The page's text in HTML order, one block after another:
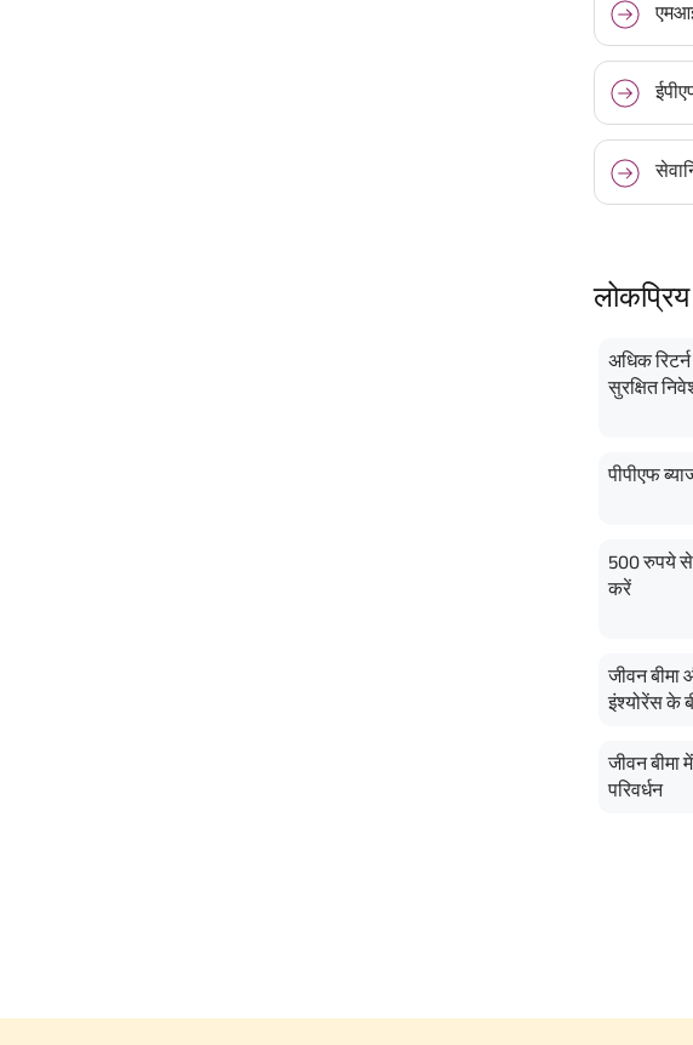
अधिक
सुरक्षित
पीपीएफ
500 रुपये
करें
जीवन बीमा
इंश्योरेंस के
जीवन बीमा
परिवर्धन